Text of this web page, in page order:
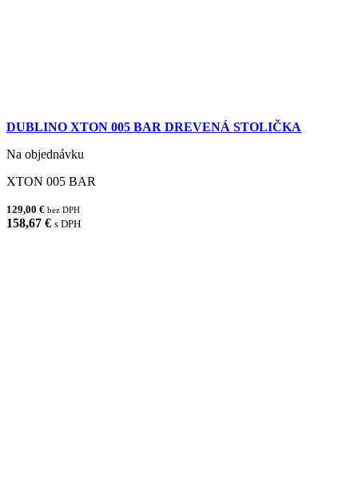
DUBLINO XTON 005 BAR DREVENÁ STOLIČKA
Na objednávku
XTON 005 BAR
129,00 € bez DPH
158,67 € s DPH